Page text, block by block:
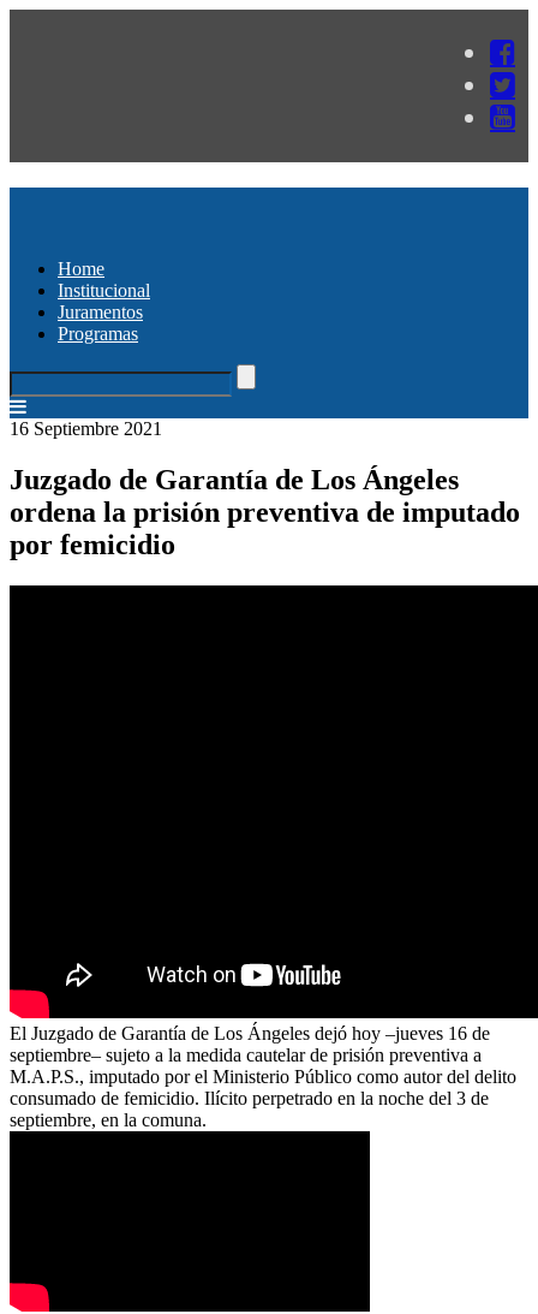
Home
Institucional
Juramentos
Programas
16 Septiembre 2021
Juzgado de Garantía de Los Ángeles
ordena la prisión preventiva de imputado
por femicidio
El Juzgado de Garantía de Los Ángeles dejó hoy –jueves 16 de
septiembre– sujeto a la medida cautelar de prisión preventiva a
M.A.P.S., imputado por el Ministerio Público como autor del delito
consumado de femicidio. Ilícito perpetrado en la noche del 3 de
septiembre, en la comuna.